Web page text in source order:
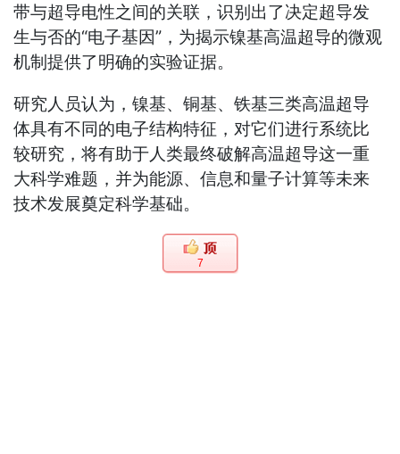
带与超导电性之间的关联，识别出了决定超导发
生与否的“电子基因”，为揭示镍基高温超导的微观
机制提供了明确的实验证据。
研究人员认为，镍基、铜基、铁基三类高温超导
体具有不同的电子结构特征，对它们进行系统比
较研究，将有助于人类最终破解高温超导这一重
大科学难题，并为能源、信息和量子计算等未来
技术发展奠定科学基础。
7